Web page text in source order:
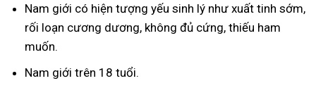
Nam giới có hiện tượng yếu sinh lý như xuất tinh sớm,
rối loạn cương dương, không đủ cứng, thiếu ham
muốn.
Nam giới trên 18 tuổi.